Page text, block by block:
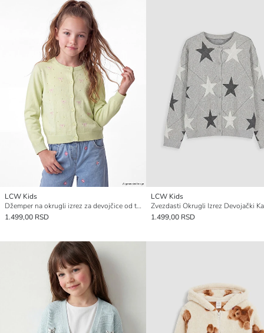
LCW Kids
Džemper na okrugli izrez za devojčice od trikotaže
1.499,00 RSD
LCW Kids
Zvezdasti Okrugli Izrez Devojački
1.499,00 RSD